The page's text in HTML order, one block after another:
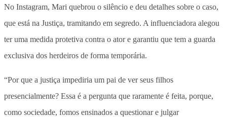
No Instagram, Mari quebrou o silêncio e deu detalhes sobre o caso,
que está na Justiça, tramitando em segredo. A influenciadora alegou
ter uma medida protetiva contra o ator e garantiu que tem a guarda
exclusiva dos herdeiros de forma temporária.
“Por que a justiça impediria um pai de ver seus filhos
presencialmente? Essa é a pergunta que raramente é feita, porque,
como sociedade, fomos ensinados a questionar e julgar